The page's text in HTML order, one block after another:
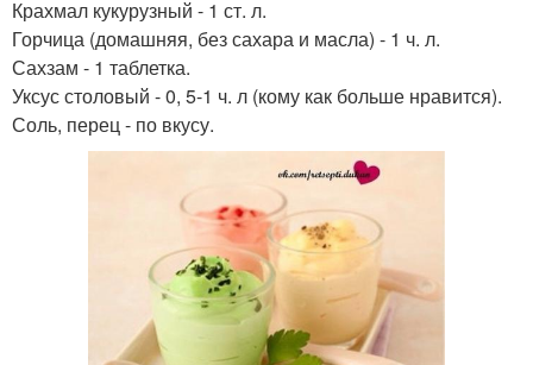
Крахмал кукурузный - 1 ст. л.
Горчица (домашняя, без сахара и масла) - 1 ч. л.
Сахзам - 1 таблетка.
Уксус столовый - 0, 5-1 ч. л (кому как больше нравится).
Соль, перец - по вкусу.